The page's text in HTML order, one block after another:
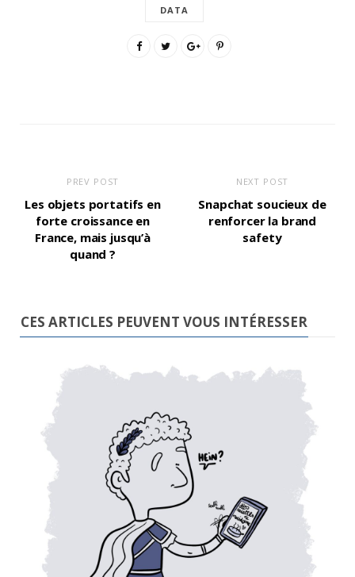
DATA
PREV POST
Les objets portatifs en
forte croissance en
France, mais jusqu’à
quand ?
NEXT POST
Snapchat soucieux de
renforcer la brand
safety
CES ARTICLES PEUVENT VOUS INTÉRESSER